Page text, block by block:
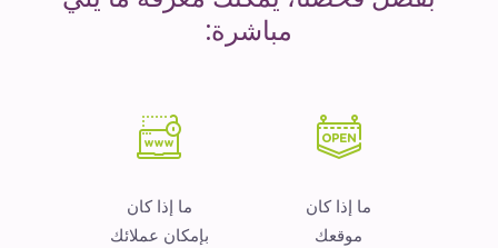
مباشرة:
ما إذا كان
موقعك
ما إذا كان
بإمكان عملائك